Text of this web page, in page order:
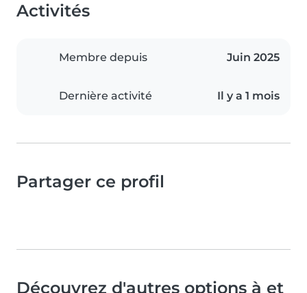
Activités
Membre depuis Juin 2025
Dernière activité Il y a 1 mois
Partager ce profil
Découvrez d'autres options à et